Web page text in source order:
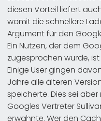
diesen Vorteil liefert
womit die schnellere
Argument für den
Ein Nutzen, der dem
zugesprochen wurde,
Einige User gingen
Jahre alle älteren
speicherte. Dies sei
Googles Vertreter
erwähnte. Wer den